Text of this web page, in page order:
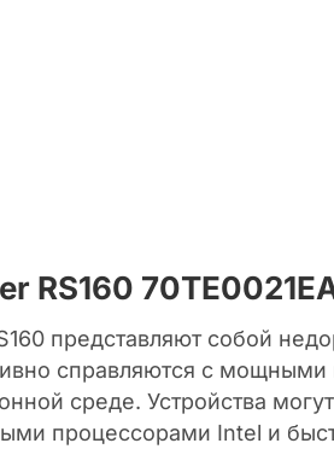
RS160
представляют собой
справляются с мощными
среде. Устройства могут
процессорами Intel и